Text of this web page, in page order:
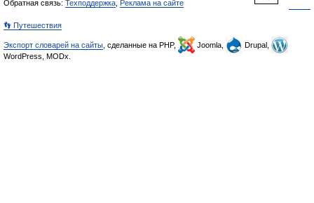
Обратная связь: Техподдержка Реклама на сайте
👣 Путешествия
Экспорт словарей на сайты , сделанные на PHP, Joomla,
Drupal,
WordPress, MODx.